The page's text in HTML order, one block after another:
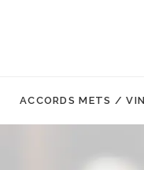
ACCORDS METS /